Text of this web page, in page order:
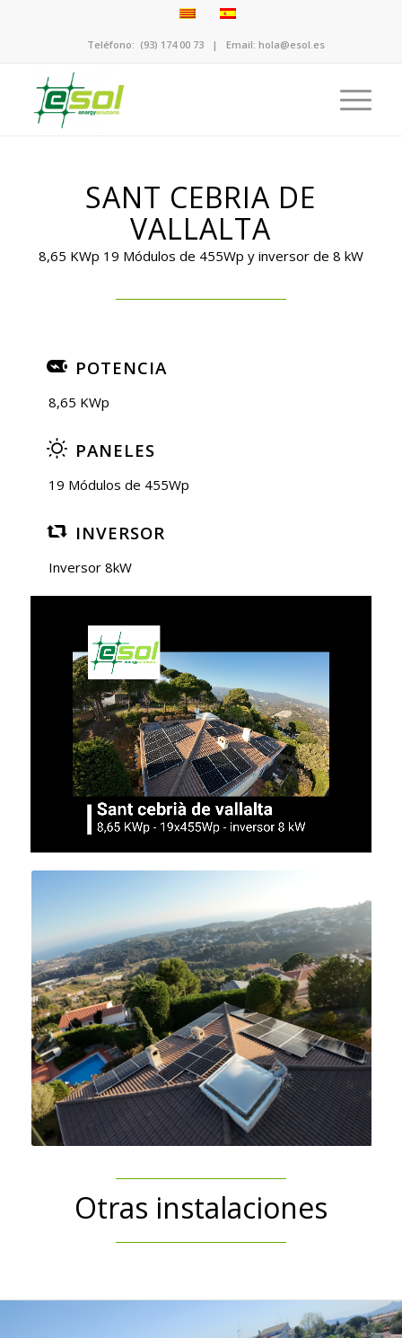
Teléfono: (93) 174 00 73 | Email:hola@esol.es
SANT CEBRIA DE
VALLALTA
8,65 KWp 19 Módulos de 455Wp y inversor de 8 kW
POTENCIA
8,65 KWp
PANELES
19 Módulos de 455Wp
INVERSOR
Inversor 8kW
Otras instalaciones